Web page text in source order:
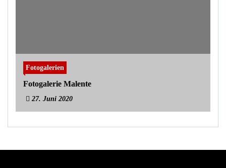
Fotogalerien
Fotogalerie Malente
27. Juni 2020